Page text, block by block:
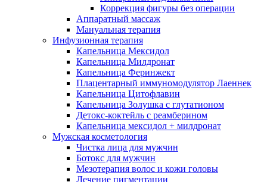
Коррекция фигуры без операции
Аппаратный массаж
Мануальная терапия
Инфузионная терапия
Капельница Мексидол
Капельница Милдронат
Капельница Феринжект
Плацентарный иммуномодулятор Лаеннек
Капельница Цитофлавин
Капельница Золушка с глутатионом
Детокс-коктейль с реамберином
Капельница мексидол + милдронат
Мужская косметология
Чистка лица для мужчин
Ботокс для мужчин
Мезотерапия волос и кожи головы
Лечение пигментации